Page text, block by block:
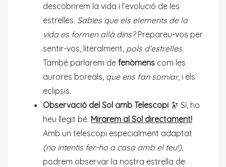
descobrirem la vida i l’evolució de les
estrelles. Sabies que els elements de la
vida es formen allà dins?Prepareu-vos per
sentir-vos, literalment, pols d’estrelles.
També parlarem de fenòmens com les
aurores boreals, que ens fan somiar, i els
eclipsis.
Observació del Sol amb Telescopi 🔭 Sí, ho
heu llegit bé. Mirarem al Sol directament!
Amb un telescopi especialment adaptat
(no intentis fer-ho a casa amb el teu!),
podrem observar la nostra estrella de